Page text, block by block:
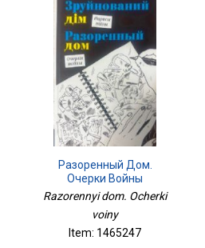
Разоренный Дом.
Очерки Войны
Razorennyi dom. Ocherki
voiny
Item: 1465247